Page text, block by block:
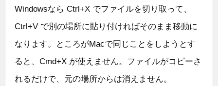
Windowsなら Ctrl+X でファイルを切り取って、
Ctrl+V で別の場所に貼り付ければそのまま移動に
なります。ところがMacで同じことをしようとす
ると、Cmd+X が使えません。ファイルがコピーさ
れるだけで、元の場所からは消えません。